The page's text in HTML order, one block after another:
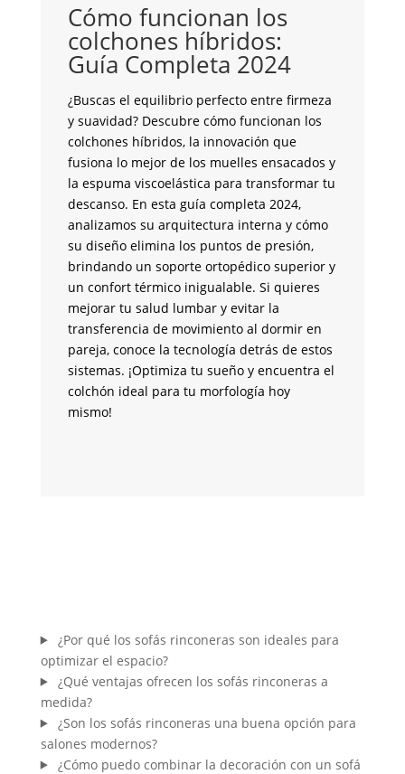
Cómo funcionan los
colchones híbridos:
Guía Completa 2024
¿Buscas el equilibrio perfecto entre firmeza
y suavidad? Descubre cómo funcionan los
colchones híbridos, la innovación que
fusiona lo mejor de los muelles ensacados y
la espuma viscoelástica para transformar tu
descanso. En esta guía completa 2024,
analizamos su arquitectura interna y cómo
su diseño elimina los puntos de presión,
brindando un soporte ortopédico superior y
un confort térmico inigualable. Si quieres
mejorar tu salud lumbar y evitar la
transferencia de movimiento al dormir en
pareja, conoce la tecnología detrás de estos
sistemas. ¡Optimiza tu sueño y encuentra el
colchón ideal para tu morfología hoy
mismo!
¿Por qué los sofás rinconeras son ideales para
optimizar el espacio?
¿Qué ventajas ofrecen los sofás rinconeras a
medida?
¿Son los sofás rinconeras una buena opción para
salones modernos?
¿Cómo puedo combinar la decoración con un sofá